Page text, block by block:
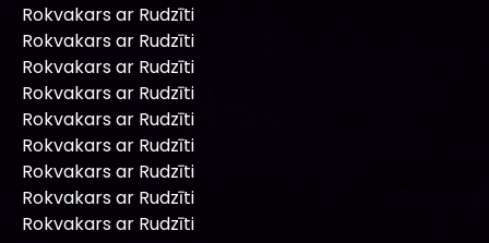
Rokvakars ar Rudzīti
Rokvakars ar Rudzīti
Rokvakars ar Rudzīti
Rokvakars ar Rudzīti
Rokvakars ar Rudzīti
Rokvakars ar Rudzīti
Rokvakars ar Rudzīti
Rokvakars ar Rudzīti
Rokvakars ar Rudzīti